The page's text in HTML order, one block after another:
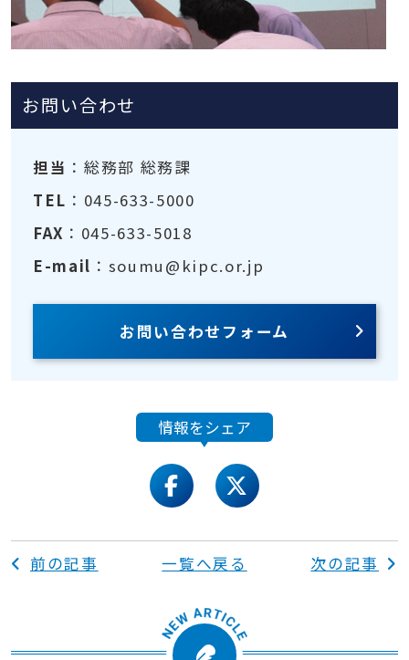
お問い合わせ
担当 ：総務部 総務課
TEL ：045-633-5000
FAX ：045-633-5018
E-mail ：soumu@kipc.or.jp
お問い合わせフォーム
情報をシェア
facebooktwitter
前の記事 一覧へ戻る 次の記事